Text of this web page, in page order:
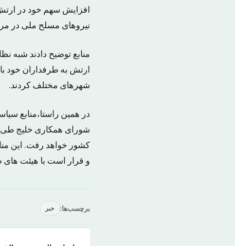
افزایش سهم خود در
نیروهای مسلح ملی در
منابع توضیح دادند شبه
ارتش به طرفداران خود
شهرهای مختلف کردند.
در همین راستا،منابع
کشور خواهد رفت. این
و قرار است با هیئت های
برچسب‌ها: خبر